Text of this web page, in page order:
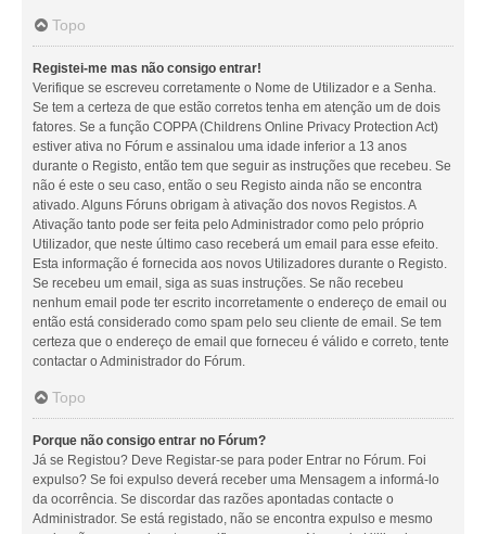
Topo
Registei-me mas não consigo entrar!
Verifique se escreveu corretamente o Nome de Utilizador e a Senha.
Se tem a certeza de que estão corretos tenha em atenção um de dois
fatores. Se a função COPPA (Childrens Online Privacy Protection Act)
estiver ativa no Fórum e assinalou uma idade inferior a 13 anos
durante o Registo, então tem que seguir as instruções que recebeu. Se
não é este o seu caso, então o seu Registo ainda não se encontra
ativado. Alguns Fóruns obrigam à ativação dos novos Registos. A
Ativação tanto pode ser feita pelo Administrador como pelo próprio
Utilizador, que neste último caso receberá um email para esse efeito.
Esta informação é fornecida aos novos Utilizadores durante o Registo.
Se recebeu um email, siga as suas instruções. Se não recebeu
nenhum email pode ter escrito incorretamente o endereço de email ou
então está considerado como spam pelo seu cliente de email. Se tem
certeza que o endereço de email que forneceu é válido e correto, tente
contactar o Administrador do Fórum.
Topo
Porque não consigo entrar no Fórum?
Já se Registou? Deve Registar-se para poder Entrar no Fórum. Foi
expulso? Se foi expulso deverá receber uma Mensagem a informá-lo
da ocorrência. Se discordar das razões apontadas contacte o
Administrador. Se está registado, não se encontra expulso e mesmo